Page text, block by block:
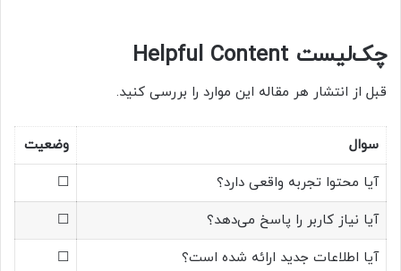
چک‌لیست Helpful Content
قبل از انتشار هر مقاله این موارد را بررسی کنید.
سوال
وضعیت
آیا محتوا تجربه واقعی دارد؟
☐
آیا نیاز کاربر را پاسخ می‌دهد؟
☐
آیا اطلاعات جدید ارائه شده است؟
☐